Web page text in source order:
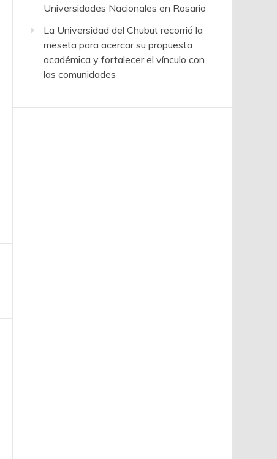
Universidades Nacionales en Rosario
La Universidad del Chubut recorrió la
meseta para acercar su propuesta
académica y fortalecer el vínculo con
las comunidades